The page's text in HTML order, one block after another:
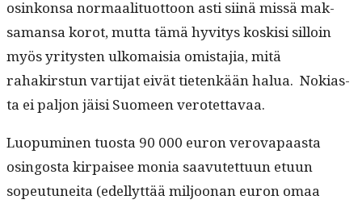
osinkon­sa nor­maal­i­tuot­toon asti siinä mis­sä mak­
samansa korot, mut­ta tämä hyvi­tys koskisi sil­loin
myös yri­tys­ten ulko­maisia omis­ta­jia, mitä
rahakirstun var­ti­jat eivät tietenkään halua. Noki­as­
ta ei paljon jäisi Suomeen verotettavaa.
Luop­umi­nen tuos­ta 90 000 euron verova­paas­ta
osin­gos­ta kir­paisee monia saavutet­tuun etu­un
sopeu­tunei­ta (edel­lyt­tää miljoo­nan euron omaa